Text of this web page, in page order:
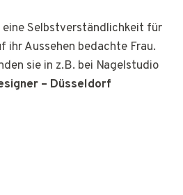
eine Selbstverständlichkeit für
ihr Aussehen bedachte Frau.
sie in z.B. bei Nagelstudio
– Düsseldorf